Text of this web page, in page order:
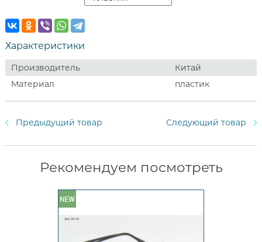
Характеристики
Производитель
Китай
Материал
пластик
Предыдущий товар Следующий товар
Рекомендуем посмотреть